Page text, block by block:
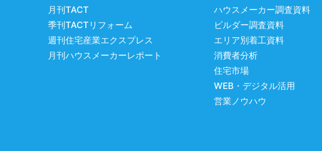
月刊TACT
季刊TACTリフォーム
週刊住宅産業エクスプレス
月刊ハウスメーカーレポート
ハウスメーカー調査資料
ビルダー調査資料
エリア別着工資料
消費者分析
住宅市場
WEB・デジタル活用
営業ノウハウ